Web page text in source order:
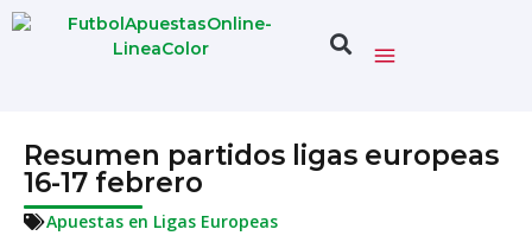
Resumen partidos ligas europeas
16-17 febrero
Apuestas en Ligas Europeas